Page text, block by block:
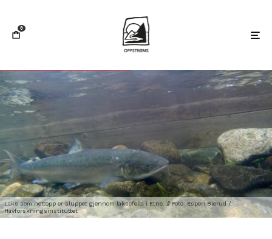
0
Laks som nettopp er sluppet gjennom laksefella i Etne. // Foto: Espen Bierud /
Havforskningsinstituttet